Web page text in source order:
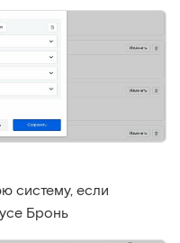
систему, если
Бронь